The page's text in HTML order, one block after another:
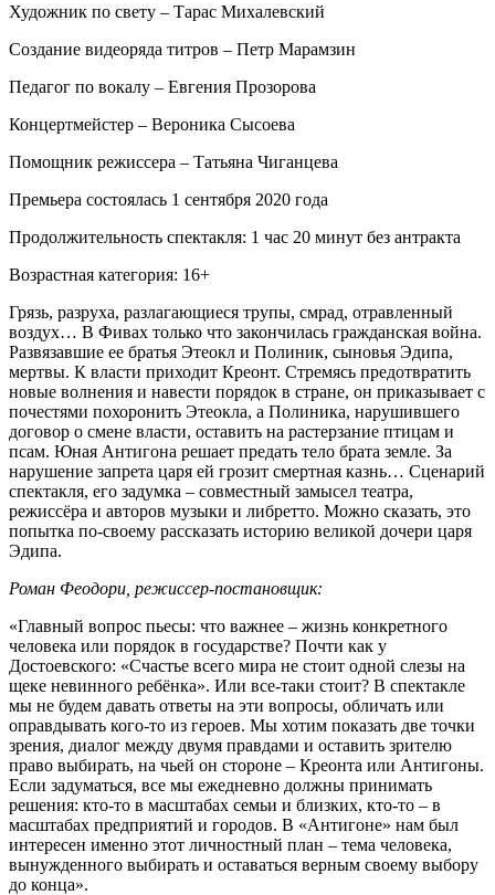
Художник по свету – Тарас Михалевский
Создание видеоряда титров – Петр Марамзин
Педагог по вокалу – Евгения Прозорова
Концертмейстер – Вероника Сысоева
Помощник режиссера – Татьяна Чиганцева
Премьера состоялась 1 сентября 2020 года
Продолжительность спектакля: 1 час 20 минут без антракта
Возрастная категория: 16+
Грязь, разруха, разлагающиеся трупы, смрад, отравленный
воздух… В Фивах только что закончилась гражданская война.
Развязавшие ее братья Этеокл и Полиник, сыновья Эдипа,
мертвы. К власти приходит Креонт. Стремясь предотвратить
новые волнения и навести порядок в стране, он приказывает с
почестями похоронить Этеокла, а Полиника, нарушившего
договор о смене власти, оставить на растерзание птицам и
псам. Юная Антигона решает предать тело брата земле. За
нарушение запрета царя ей грозит смертная казнь… Сценарий
спектакля, его задумка – совместный замысел театра,
режиссёра и авторов музыки и либретто. Можно сказать, это
попытка по-своему рассказать историю великой дочери царя
Эдипа.
Роман Феодори, режиссер-постановщик:
«Главный вопрос пьесы: что важнее – жизнь конкретного
человека или порядок в государстве? Почти как у
Достоевского: «Счастье всего мира не стоит одной слезы на
щеке невинного ребёнка». Или все-таки стоит? В спектакле
мы не будем давать ответы на эти вопросы, обличать или
оправдывать кого-то из героев. Мы хотим показать две точки
зрения, диалог между двумя правдами и оставить зрителю
право выбирать, на чьей он стороне – Креонта или Антигоны.
Если задуматься, все мы ежедневно должны принимать
решения: кто-то в масштабах семьи и близких, кто-то – в
масштабах предприятий и городов. В «Антигоне» нам был
интересен именно этот личностный план – тема человека,
вынужденного выбирать и оставаться верным своему выбору
до конца».